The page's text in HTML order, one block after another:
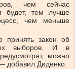
чем сейчас
будет, тем лучше
чем меньше
принять закон об
выборов. И в
можно
добавил Диденко.